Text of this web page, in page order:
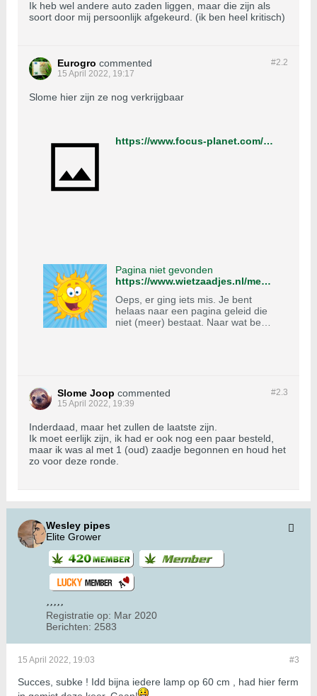
Ik heb wel andere auto zaden liggen, maar die zijn als
soort door mij persoonlijk afgekeurd. (ik ben heel kritisch)
#2.2
Eurogro commented
15 April 2022, 19:17
Slome hier zijn ze nog verkrijgbaar
https://www.focus-planet.com/nl-nl/west-coast-bubbles-3-seeds-nl-nl.html
Pagina niet gevonden
https://www.wietzaadjes.nl/merken/sumo-seeds/west-coast-bubbles-auto-sumo-seeds/
Oeps, er ging iets mis. Je bent
helaas naar een pagina geleid die
niet (meer) bestaat. Naar wat ben
#2.3
Slome Joop commented
15 April 2022, 19:39
Inderdaad, maar het zullen de laatste zijn.
Ik moet eerlijk zijn, ik had er ook nog een paar besteld,
maar ik was al met 1 (oud) zaadje begonnen en houd het
zo voor deze ronde.
Wesley pipes
Elite Grower
Registratie op: Mar 2020
Berichten: 2583
#3
15 April 2022, 19:03
Succes, subke ! Idd bijna iedere lamp op 60 cm , had hier ferm